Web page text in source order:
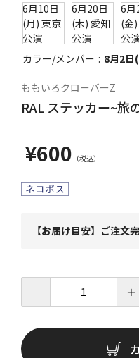
6月10日
(月) 東京
公演
6月20日
(木) 愛知
公演
6月
(金
公
カラー/メンバー
8月2日
ももいろクローバーZ
RAL ステッカー~旅
¥600
【お届け目安】ご注文
－ ＋